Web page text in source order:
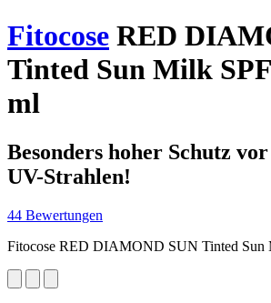
Fitocose RED
Tinted Sun Milk
ml
Besonders hoher Schutz
UV-Strahlen!
44 Bewertungen
Fitocose RED DIAMOND SUN Tinted Sun